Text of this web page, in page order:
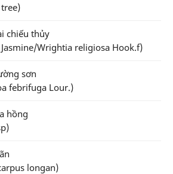
chiếu thủy
Wrightia religiosa Hook.f)
sơn
febrifuga Lour.)
hồng
longan)